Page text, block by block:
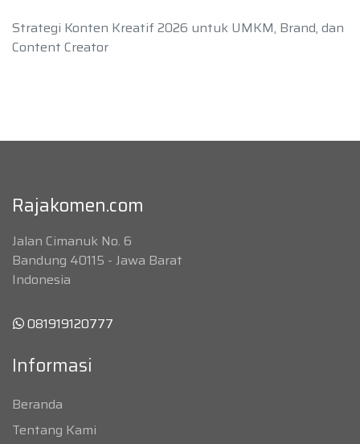
Strategi Konten Kreatif 2026 untuk UMKM, Brand, dan
Content Creator
Rajakomen.com
Jalan Cimanuk No. 6
Bandung 40115 - Jawa Barat
Indonesia
081919120777
Informasi
Beranda
Tentang Kami